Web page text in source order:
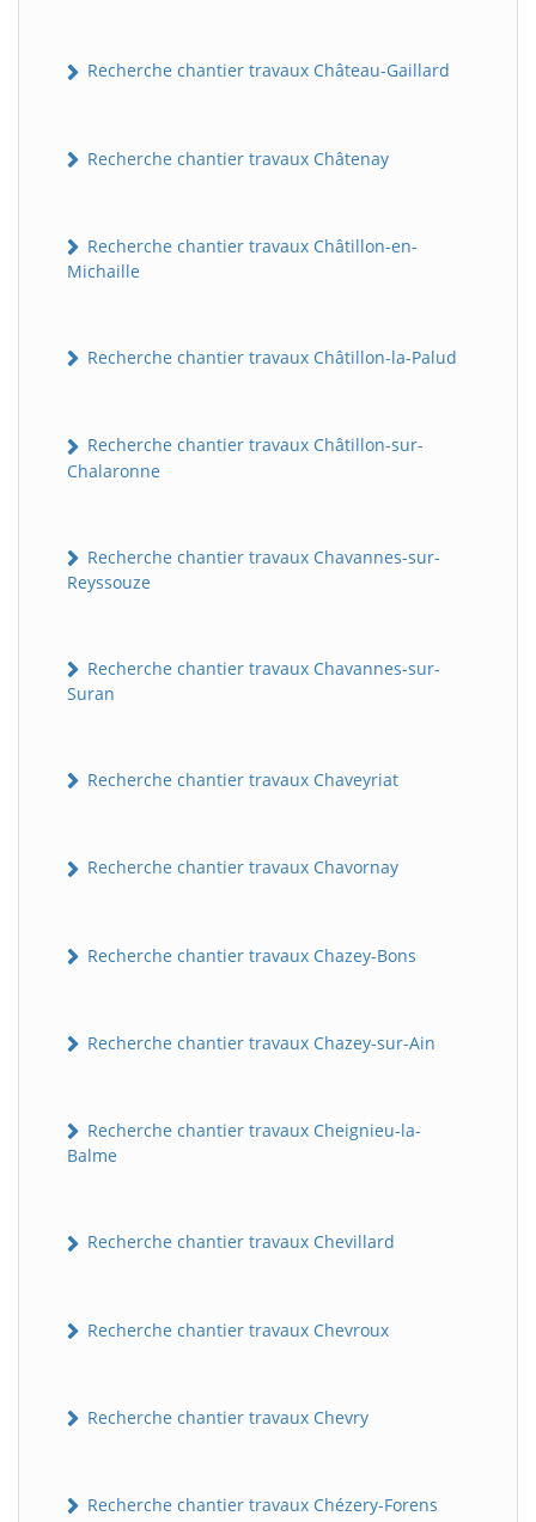
Recherche chantier travaux Château-Gaillard
Recherche chantier travaux Châtenay
Recherche chantier travaux Châtillon-en-
Michaille
Recherche chantier travaux Châtillon-la-Palud
Recherche chantier travaux Châtillon-sur-
Chalaronne
Recherche chantier travaux Chavannes-sur-
Reyssouze
Recherche chantier travaux Chavannes-sur-
Suran
Recherche chantier travaux Chaveyriat
Recherche chantier travaux Chavornay
Recherche chantier travaux Chazey-Bons
Recherche chantier travaux Chazey-sur-Ain
Recherche chantier travaux Cheignieu-la-
Balme
Recherche chantier travaux Chevillard
Recherche chantier travaux Chevroux
Recherche chantier travaux Chevry
Recherche chantier travaux Chézery-Forens